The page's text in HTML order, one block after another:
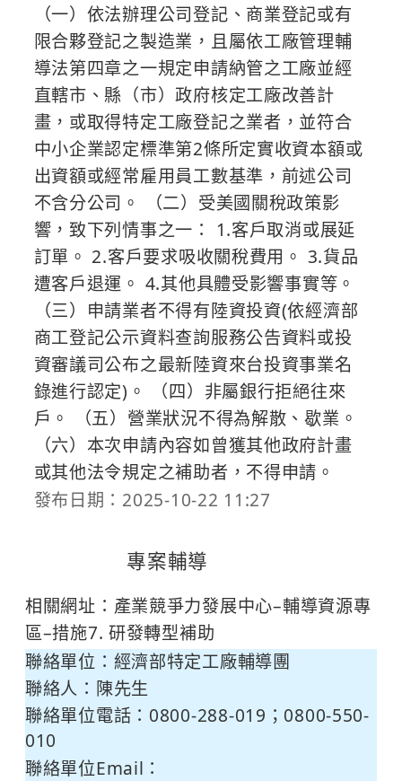
（一）依法辦理公司登記、商業登記或有
限合夥登記之製造業，且屬依工廠管理輔
導法第四章之一規定申請納管之工廠並經
直轄市、縣（市）政府核定工廠改善計
畫，或取得特定工廠登記之業者，並符合
中小企業認定標準第2條所定實收資本額或
出資額或經常雇用員工數基準，前述公司
不含分公司。 （二）受美國關稅政策影
響，致下列情事之一： 1.客戶取消或展延
訂單。 2.客戶要求吸收關稅費用。 3.貨品
遭客戶退運。 4.其他具體受影響事實等。
（三）申請業者不得有陸資投資(依經濟部
商工登記公示資料查詢服務公告資料或投
資審議司公布之最新陸資來台投資事業名
錄進行認定)。 （四）非屬銀行拒絕往來
戶。 （五）營業狀況不得為解散、歇業。
（六）本次申請內容如曾獲其他政府計畫
或其他法令規定之補助者，不得申請。
發布日期：2025-10-22 11:27
專案輔導
相關網址： 產業競爭力發展中心–輔導資源專
區–措施7. 研發轉型補助
聯絡單位：經濟部特定工廠輔導團
聯絡人：陳先生
聯絡單位電話：0800-288-019；0800-550-
010
聯絡單位Email：